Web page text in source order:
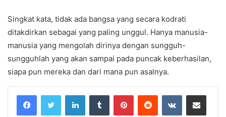
Singkat kata, tidak ada bangsa yang secara kodrati
ditakdirkan sebagai yang paling unggul. Hanya manusia-
manusia yang mengolah dirinya dengan sungguh-
sungguhlah yang akan sampai pada puncak keberhasilan,
siapa pun mereka dan dari mana pun asalnya.